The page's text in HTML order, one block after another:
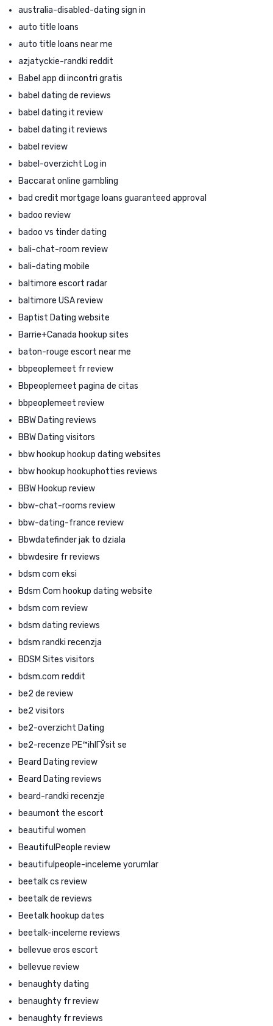
australia-disabled-dating sign in
auto title loans
auto title loans near me
azjatyckie-randki reddit
Babel app di incontri gratis
babel dating de reviews
babel dating it review
babel dating it reviews
babel review
babel-overzicht Log in
Baccarat online gambling
bad credit mortgage loans guaranteed approval
badoo review
badoo vs tinder dating
bali-chat-room review
bali-dating mobile
baltimore escort radar
baltimore USA review
Baptist Dating website
Barrie+Canada hookup sites
baton-rouge escort near me
bbpeoplemeet fr review
Bbpeoplemeet pagina de citas
bbpeoplemeet review
BBW Dating reviews
BBW Dating visitors
bbw hookup hookup dating websites
bbw hookup hookuphotties reviews
BBW Hookup review
bbw-chat-rooms review
bbw-dating-france review
Bbwdatefinder jak to dziala
bbwdesire fr reviews
bdsm com eksi
Bdsm Com hookup dating website
bdsm com review
bdsm dating reviews
bdsm randki recenzja
BDSM Sites visitors
bdsm.com reddit
be2 de review
be2 visitors
be2-overzicht Dating
be2-recenze PЕ™ihlГЎsit se
Beard Dating review
Beard Dating reviews
beard-randki recenzje
beaumont the escort
beautiful women
BeautifulPeople review
beautifulpeople-inceleme yorumlar
beetalk cs review
beetalk de reviews
Beetalk hookup dates
beetalk-inceleme reviews
bellevue eros escort
bellevue review
benaughty dating
benaughty fr review
benaughty fr reviews